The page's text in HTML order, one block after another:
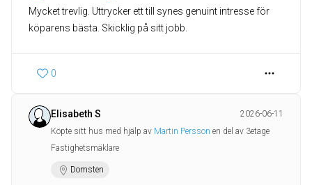
Mycket trevlig. Uttrycker ett till synes genuint intresse för
köparens bästa. Skicklig på sitt jobb.
0
Elisabeth S
2026-06-11
Köpte sitt hus med hjälp av Martin Persson en del av 3etage
Fastighetsmäklare
Domsten